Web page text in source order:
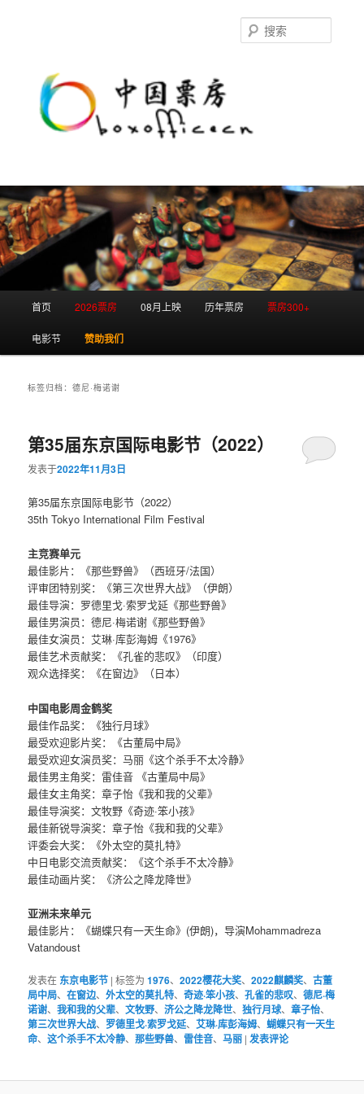
首页 2026票房 08月上映 历年票房 票房300+
电影节 赞助我们
标签归档：德尼·梅诺谢
第35届东京国际电影节（2022）
发表于2022年11月3日
第35届东京国际电影节（2022）
35th Tokyo International Film Festival
主竞赛单元
最佳影片：《那些野兽》（西班牙/法国）
评审团特别奖：《第三次世界大战》（伊朗）
最佳导演：罗德里戈·索罗戈延《那些野兽》
最佳男演员：德尼·梅诺谢《那些野兽》
最佳女演员：艾琳·库彭海姆《1976》
最佳艺术贡献奖：《孔雀的悲叹》（印度）
观众选择奖：《在窗边》（日本）
中国电影周金鹤奖
最佳作品奖：《独行月球》
最受欢迎影片奖：《古董局中局》
最受欢迎女演员奖：马丽《这个杀手不太冷静》
最佳男主角奖：雷佳音 《古董局中局》
最佳女主角奖：章子怡《我和我的父辈》
最佳导演奖：文牧野《奇迹·笨小孩》
最佳新锐导演奖：章子怡《我和我的父辈》
评委会大奖：《外太空的莫扎特》
中日电影交流贡献奖：《这个杀手不太冷静》
最佳动画片奖：《济公之降龙降世》
亚洲未来单元
最佳影片：《蝴蝶只有一天生命》(伊朗)，导演Mohammadreza
Vatandoust
发表在 东京电影节 |标签为 1976、2022樱花大奖、2022麒麟奖、古董
局中局、在窗边、外太空的莫扎特、奇迹·笨小孩、孔雀的悲叹、德尼·梅
诺谢、我和我的父辈、文牧野、济公之降龙降世、独行月球、章子怡、
第三次世界大战、 罗德里戈·索罗戈延、艾琳·库彭海姆、蝴蝶只有一天生
命、这个杀手不太冷静、那些野兽、 雷佳音、马丽 |发表评论